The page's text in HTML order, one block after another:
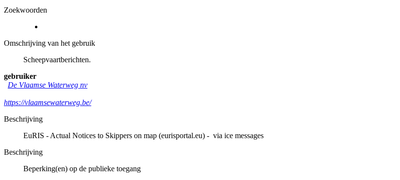
Zoekwoorden
Omschrijving van het gebruik
Scheepvaartberichten.
gebruiker
De Vlaamse Waterweg nv
https://vlaamsewaterweg.be/
Beschrijving
EuRIS - Actual Notices to Skippers on map (eurisportal.eu) - via ice messages
Beschrijving
Beperking(en) op de publieke toegang